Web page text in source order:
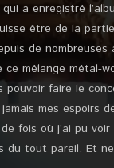
a enregistré
être de la
de
mélange métal-
faire le
mes espoirs
fois où j’ai pu
du tout pareil. Et